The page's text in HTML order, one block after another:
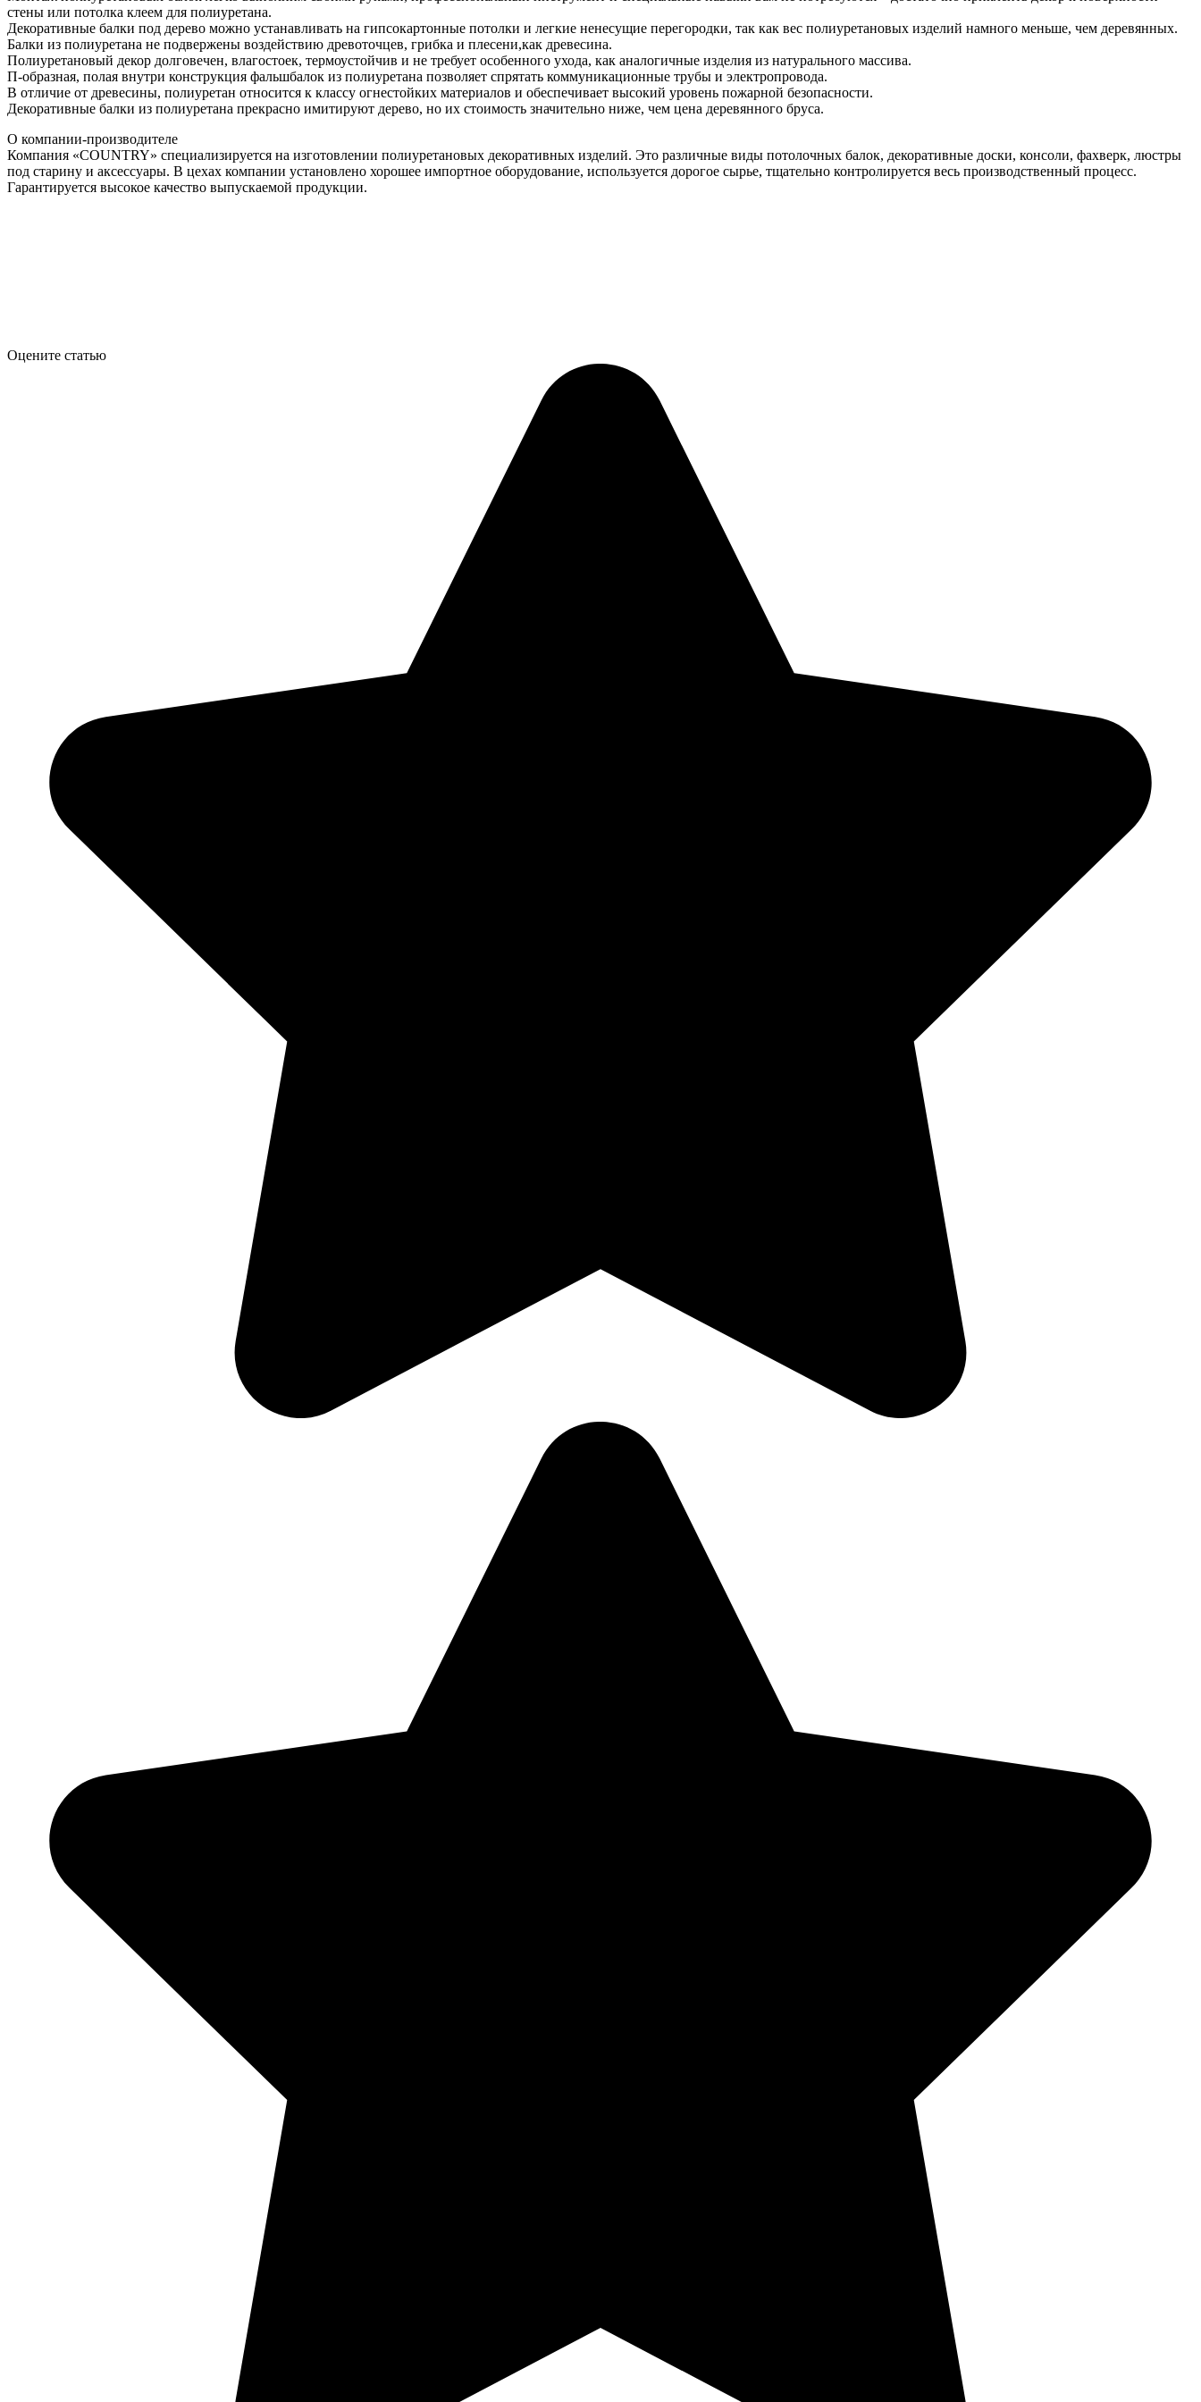
стены или потолка клеем для полиуретана.
Декоративные балки под дерево можно устанавливать на гипсокартонные потолки и легкие ненесущие перегородки, так как вес полиуретановых изделий намного меньше, чем деревянных.
Балки из полиуретана не подвержены воздействию древоточцев, грибка и плесени,как древесина.
Полиуретановый декор долговечен, влагостоек, термоустойчив и не требует особенного ухода, как аналогичные изделия из натурального массива.
П-образная, полая внутри конструкция фальшбалок из полиуретана позволяет спрятать коммуникационные трубы и электропровода.
В отличие от древесины, полиуретан относится к классу огнестойких материалов и обеспечивает высокий уровень пожарной безопасности.
Декоративные балки из полиуретана прекрасно имитируют дерево, но их стоимость значительно ниже, чем цена деревянного бруса.
О компании-производителе
Компания «COUNTRY» специализируется на изготовлении полиуретановых декоративных изделий. Это различные виды потолочных балок, декоративные доски, консоли, фахверк, люстры
под старину и аксессуары. В цехах компании установлено хорошее импортное оборудование, используется дорогое сырье, тщательно контролируется весь производственный процесс.
Гарантируется высокое качество выпускаемой продукции.
Оцените статью